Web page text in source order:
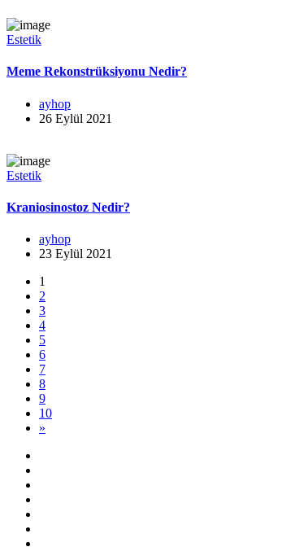
Estetik
Meme Rekonstrüksiyonu Nedir?
ayhop
26 Eylül 2021
Estetik
Kraniosinostoz Nedir?
ayhop
23 Eylül 2021
1
2
3
4
5
6
7
8
9
10
»